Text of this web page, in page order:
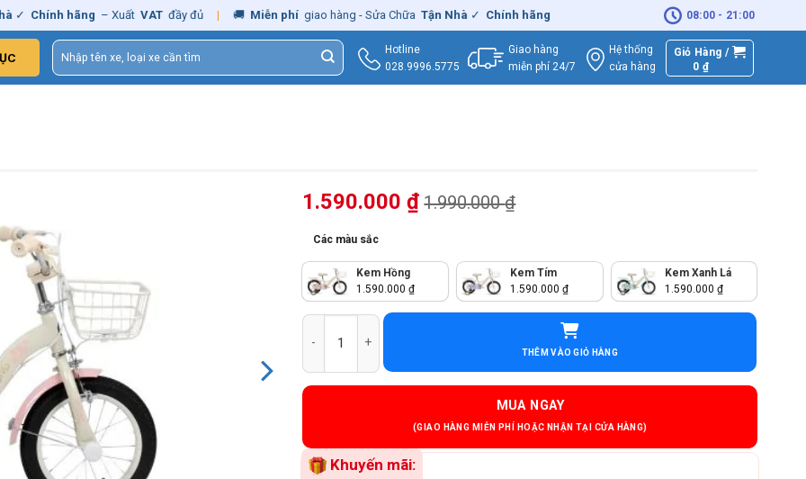
hãng – Xuất VAT đầy đủ | 🚚 Miễn phí giao hàng - Sửa Chữa Tận Nhà ✓ Chính hãng – Xuất VAT Miễn phí giao hàng - Sửa
08:00 - 21:00
Tìm
kiếm:
Hotline
028.9996.5775
Giao hàng
miễn phí 24/7
Hệ thống
cửa hàng
Giỏ Hàng /
0₫
1.590.000₫ 1.990.000₫
Các màu sắc
Kem Hồng
1.590.000 ₫
Kem Tím
1.590.000₫
Kem Xanh Lá
1.590.000 ₫
Xe Đạp Trẻ Em Qitong Anna 12 Inch số lượng
THÊM VÀO GIỎ HÀNG
MUA NGAY
Khuyến mãi: